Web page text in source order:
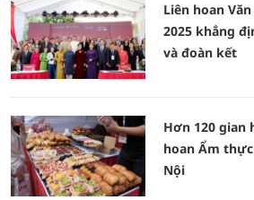
Liên hoan
2025 khẳng
và đoàn kết
Hơn 120 gian
hoan Ẩm
Nội